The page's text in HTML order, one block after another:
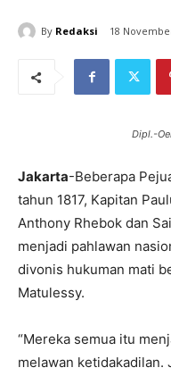
By Redaksi 18
Dipl.-
Jakarta-Beberapa
tahun 1817, Kapitan
Anthony Rhebok dan
menjadi pahlawan
divonis hukuman mati
Matulessy.
“Mereka semua itu
melawan ketidakadilan.